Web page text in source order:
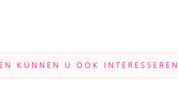
KUNNEN U OOK INTERESSEREN